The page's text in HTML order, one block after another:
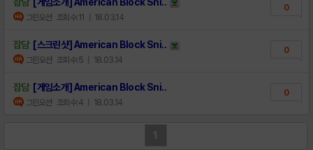
그린오션 조회수:11 | 18.03.14
0
잡담 [스크린샷] American Block Sni..
그린오션 조회수:5 | 18.03.14
0
잡담 [게임소개] American Block Sni..
그린오션 조회수:4 | 18.03.14
0
1